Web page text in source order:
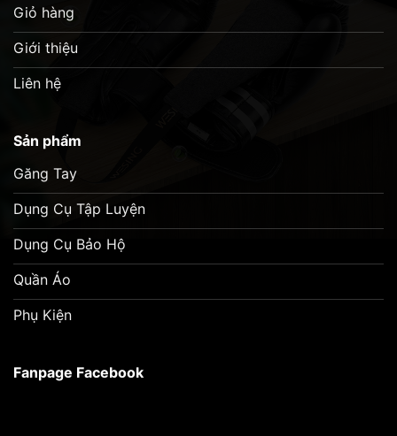
Giỏ hàng
Giới thiệu
Liên hệ
Sản phẩm
Găng Tay
Dụng Cụ Tập Luyện
Dụng Cụ Bảo Hộ
Quần Áo
Phụ Kiện
Fanpage Facebook